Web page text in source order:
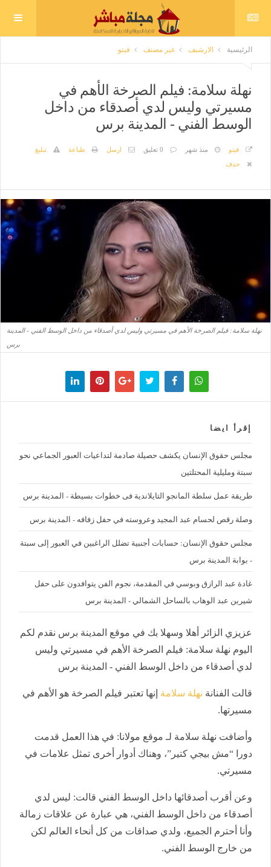
الرئيسية الارشيف غير مصنف فيتو
نهلة سلامة: فيلم الصرخة الأهم في
مسيرتي وليس لدي أصدقاء من داخل
الوسط الفني - المدينة برس
فيتو منذ شهر 0 تعليق ارسل طباعة
تبليغ
حذف
نهلة سلامة: فيلم الصرخة الأهم في مسيرتي وليس لدي أصدقاء من داخل الوسط الفني - المدينة
برس
إقرأ ايضا
مجلس حقوق الإنسان يكشف حصيلة صادمة لتداعيات العبور الجماعي نحو
سبتة ومليلية المحتلتين
طريقة عمل سلطة المانجو التايلاندية فى خطوات بسيطة - المدينة برس
وصلة رقص لحسام عبد المجيد وعروسته في حفل زفافه - المدينة برس
مجلس حقوق الإنسان: حسابات أجنبية تضلل الراغبين في العبور إلى سبتة
- بوابة المدينة برس
غادة عبد الرازق وبوسي في المقدمة، نجوم الفن يتوافدون على حفل
شيرين عبد الوهاب بالساحل الشمالي - المدينة برس
عزيزي الزائر أهلا وسهلا بك في موقع المدينة برس نقدم لكم
اليوم نهلة سلامة: فيلم الصرخة الأهم في مسيرتي وليس
لدي أصدقاء من داخل الوسط الفني - المدينة برس
قالت الفنانة نهلة سلامة إنها تعتبر فيلم الصرخة هو الأهم في
مسيرتها.
وأضافت نهلة سلامة لـ موقع مولانا: في هذا العمل قدمت
دورا “مش بيجي كتير”، وهناك أدوار أخرى تمثل علامات في
مسيرتي.
وعن أقرب أصدقائها داخل الوسط الفني قالت: ليس لدي
أصدقاء من داخل الوسط الفني، هي عبارة عن علاقات زمالة
وأنا أحترم الجميع، ولدي صداقات من كل أنحاء العالم لكن
من خارج الوسط الفني.